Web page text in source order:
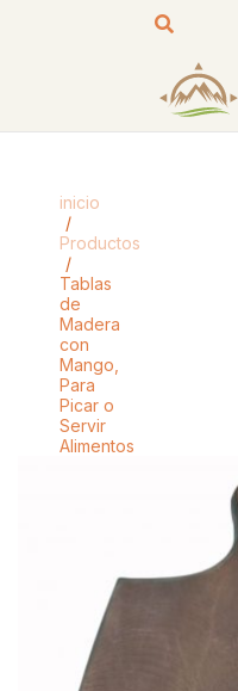
inicio
/
Productos
/
Tablas
de
Madera
con
Mango,
Para
Picar o
Servir
Alimentos